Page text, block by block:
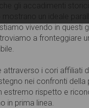
vivendo in questi
a fronteggiare
attraverso i cori affiliati
nei confronti della
estremo rispetto e
in prima linea.